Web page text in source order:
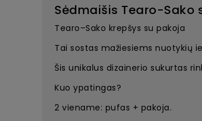
Sėdmaišis Tearo-Sako
Tearo–Sako krepšys su pakoja
Tai sostas mažiesiems nuotykių
Šis unikalus dizainerio sukurtas
Kuo ypatingas?
2 viename: pufas + pakoja.